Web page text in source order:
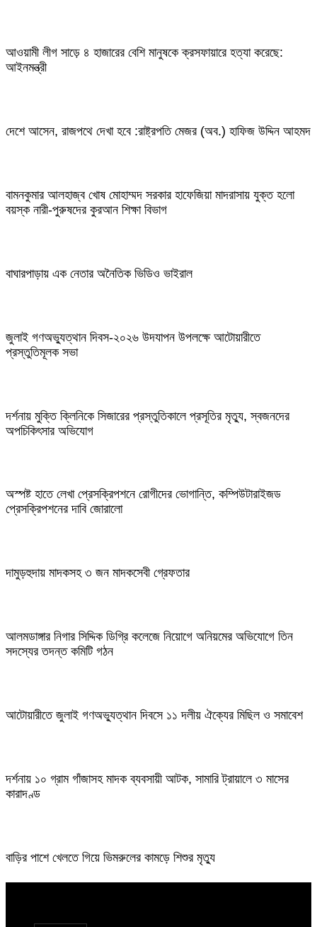
আওয়ামী লীগ সাড়ে ৪ হাজারের বেশি মানুষকে ক্রসফায়ারে হত্যা করেছে:
আইনমন্ত্রী
দেশে আসেন, রাজপথে দেখা হবে :রাষ্ট্রপতি মেজর (অব.) হাফিজ উদ্দিন আহমদ
বামনকুমার আলহাজ্ব খোষ মোহাম্মদ সরকার হাফেজিয়া মাদরাসায় যুক্ত হলো
বয়স্ক নারী-পুরুষদের কুরআন শিক্ষা বিভাগ
বাঘারপাড়ায় এক নেতার অনৈতিক ভিডিও ভাইরাল
জুলাই গণঅভ্যুত্থান দিবস-২০২৬ উদযাপন উপলক্ষে আটোয়ারীতে
প্রস্তুতিমূলক সভা
দর্শনায় মুক্তি ক্লিনিকে সিজারের প্রস্তুতিকালে প্রসূতির মৃত্যু, স্বজনদের
অপচিকিৎসার অভিযোগ
অস্পষ্ট হাতে লেখা প্রেসক্রিপশনে রোগীদের ভোগান্তি, কম্পিউটারাইজড
প্রেসক্রিপশনের দাবি জোরালো
দামুড়হুদায় মাদকসহ ৩ জন মাদকসেবী গ্রেফতার
আলমডাঙ্গার নিগার সিদ্দিক ডিগ্রি কলেজে নিয়োগে অনিয়মের অভিযোগে তিন
সদস্যের তদন্ত কমিটি গঠন
আটোয়ারীতে জুলাই গণঅভ্যুত্থান দিবসে ১১ দলীয় ঐক্যের মিছিল ও সমাবেশ
দর্শনায় ১০ গ্রাম গাঁজাসহ মাদক ব্যবসায়ী আটক, সামারি ট্রায়ালে ৩ মাসের
কারাদণ্ড
বাড়ির পাশে খেলতে গিয়ে ভিমরুলের কামড়ে শিশুর মৃত্যু